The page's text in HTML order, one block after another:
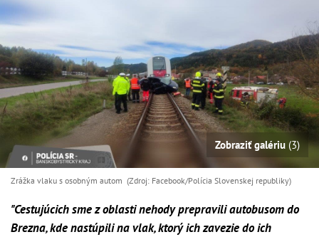
Zobraziť galériu (3)
Zrážka vlaku s osobným autom (Zdroj: Facebook/Polícia Slovenskej republiky)
"Cestujúcich sme z oblasti nehody prepravili autobusom do
Brezna, kde nastúpili na vlak, ktorý ich zavezie do ich